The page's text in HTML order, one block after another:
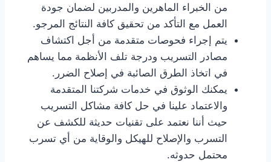
من الخبراء الماهرين والمدربين لضمان جودة
العمل مع التأكد من تحقيق كافة النتائج المرجو.
يتم إجراء فحوصات متقدمة من أجل اكتشاف
مصادر التسريب ودرجة تلف الأنظمة مما يساهم
في اتخاذ الطرق الصائبة في إصلاح الضرر.
يمكنك الوثوق في خدمات شركتنا المتقدمة
والاعتماد علينا في حل كافة مشاكل التسريب
حيث أننا نعتمد على تقنيات حديثة للكشف عن
التسرب والإصلاح للهيكل والوقاية من أي تسرب
محتمل حدوثه.